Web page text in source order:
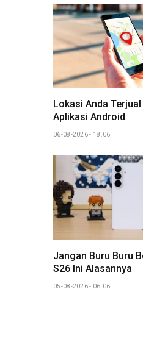
Lokasi Anda
Aplikasi Android
06-08-2026 - 18.06
Jangan Buru Buru
S26 Ini Alasannya
05-08-2026 - 06.06